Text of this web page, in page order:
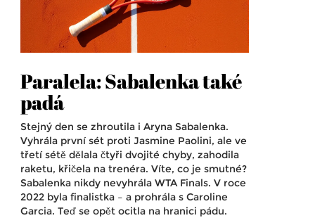
Paralela: Sabalenka také
padá
Stejný den se zhroutila i Aryna Sabalenka.
Vyhrála první sét proti Jasmine Paolini, ale ve
třetí sétě dělala čtyři dvojité chyby, zahodila
raketu, křičela na trenéra. Víte, co je smutné?
Sabalenka nikdy nevyhrála WTA Finals. V roce
2022 byla finalistka – a prohrála s Caroline
Garcia. Teď se opět ocitla na hranici pádu.